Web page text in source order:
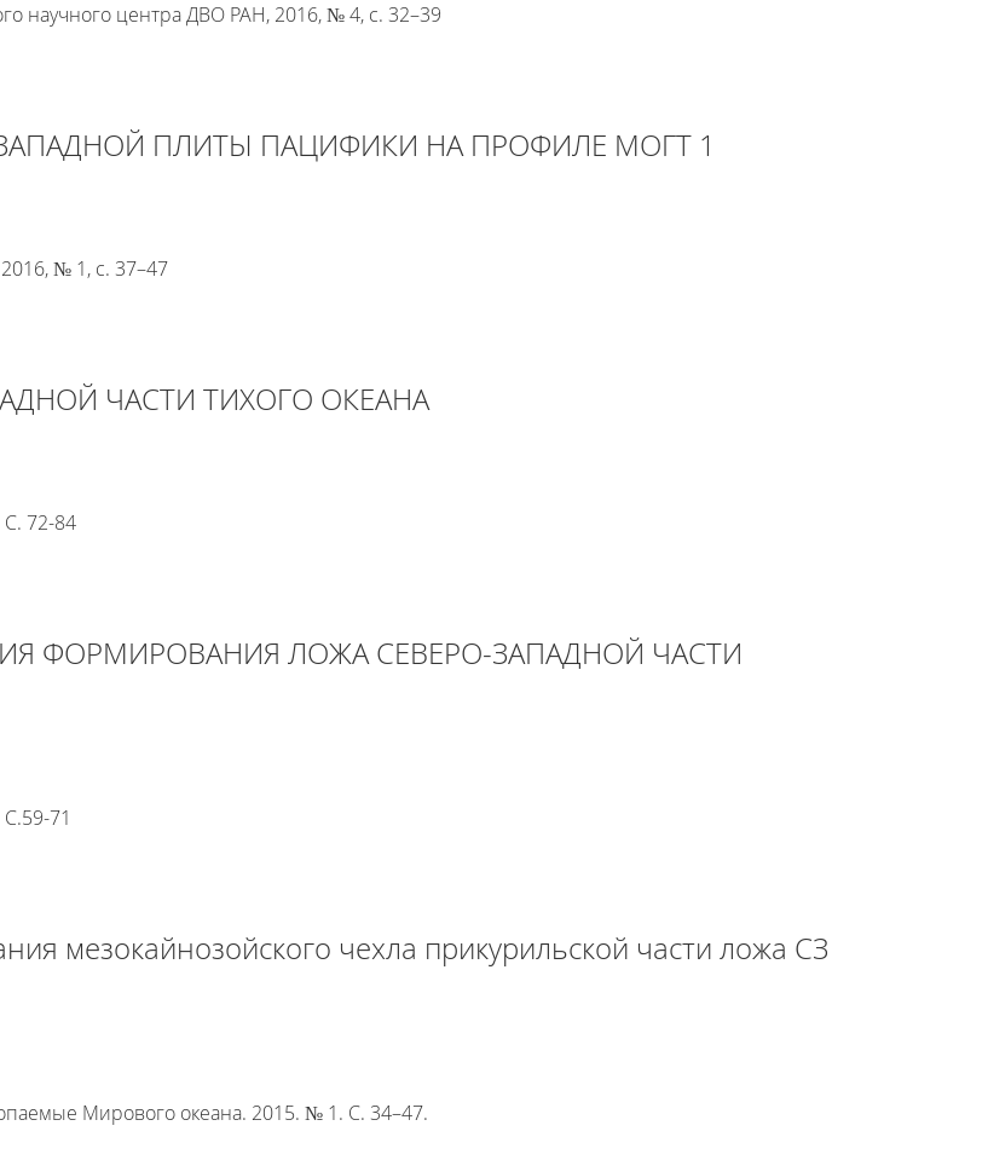
научного центра ДВО РАН, 2016, № 4, с. 32–39
ПЛИТЫ ПАЦИФИКИ НА ПРОФИЛЕ МОГТ 1
№ 1, с. 37–47
ЧАСТИ ТИХОГО ОКЕАНА
72-84
ФОРМИРОВАНИЯ ЛОЖА СЕВЕРО-ЗАПАДНОЙ ЧАСТИ
71
мезокайнозойского чехла прикурильской части ложа СЗ
Мирового океана. 2015. № 1. С. 34–47.